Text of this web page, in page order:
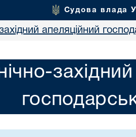
Судова влада
західний апеляційний